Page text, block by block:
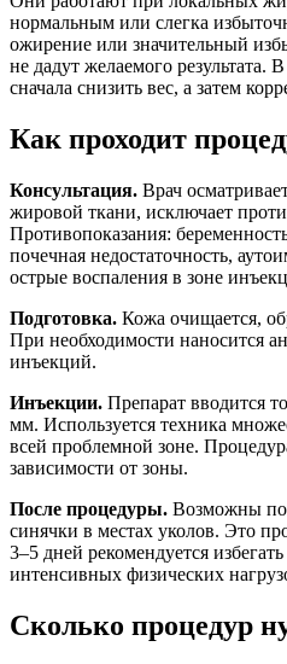
нормальным или слегка
ожирение или значительный
не дадут желаемого результата.
сначала снизить вес, а затем
Как проходит
Консультация. Врач
жировой ткани, исключает
Противопоказания:
почечная недостаточность,
острые воспаления в зоне
Подготовка. Кожа очищается,
При необходимости наносится
инъекций.
Инъекции. Препарат вводится
мм. Используется техника
всей проблемной зоне.
зависимости от зоны.
После процедуры. Возможны
синячки в местах уколов. Это
3–5 дней рекомендуется
интенсивных физических
Сколько процедур